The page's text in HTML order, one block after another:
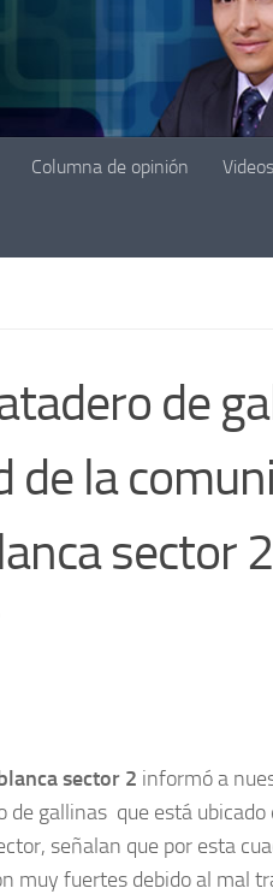
Columna de opinión Videos
de
de la
sector 2
sector 2 informó a
de gallinas que está
señalan que por esta
muy fuertes debido al mal